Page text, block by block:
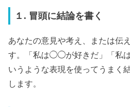
１. 冒頭に結論を書く
あなたの意見や考え、または伝
す。「私は◯◯が好きだ」「私
いうような表現を使ってうまく
します。